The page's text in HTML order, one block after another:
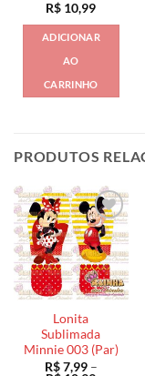
R$ 10,99
ADICIONAR
AO
CARRINHO
PRODUTOS
Lonita
Sublimada
Minnie 003 (Par)
R$7,99 –